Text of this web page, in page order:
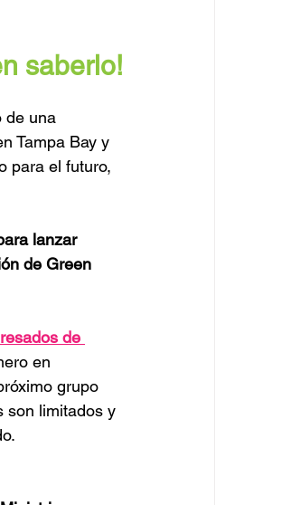
saberlo!
de una
Tampa Bay y
para el futuro,
lanzar
de Green
de
en
grupo
son limitados y